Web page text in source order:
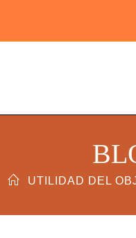
UTILIDAD DEL